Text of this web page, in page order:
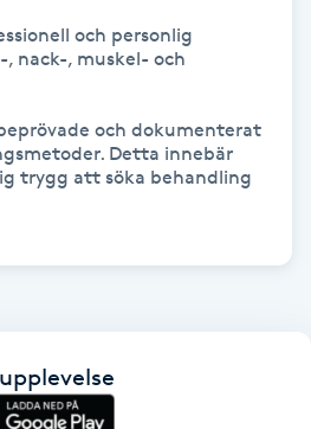
och personlig
nack-, muskel- och
och dokumenterat
Detta innebär
trygg att söka behandling